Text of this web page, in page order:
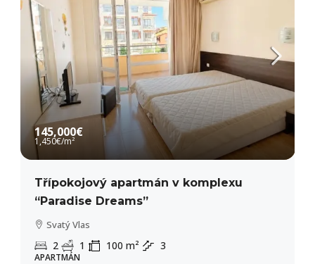
145,000€
1,450€/m²
Třípokojový apartmán v komplexu
“Paradise Dreams”
Svatý Vlas
2 1 100 m² 3
APARTMÁN